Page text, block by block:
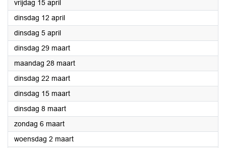
vrijdag 15 april2022
dinsdag 12 april2022
dinsdag 5 april2022
dinsdag 29 maart2022
maandag 28 maart2022
dinsdag 22 maart2022
dinsdag 15 maart2022
dinsdag 8 maart2022
zondag 6 maart2022
woensdag 2 maart2022